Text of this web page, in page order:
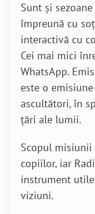
Sunt și
împreună cu
interactivă cu
Cei mai mici
WhatsApp.
este o
ascultători, în
țări ale lumii.
Scopul misiunii
copiilor, iar
instrument
viziuni.